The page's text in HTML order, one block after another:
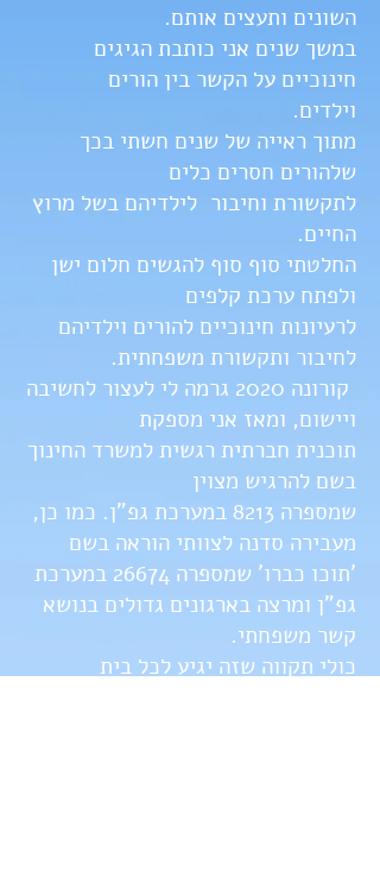
השונים ותעצים אותם.
במשך שנים אני כותבת הגיגים
חינוכיים על הקשר בין הורים
וילדים.
מתוך ראייה של שנים חשתי בכך
שלהורים חסרים כלים
לתקשורת וחיבור לילדיהם בשל מרוץ
החיים.
החלטתי סוף סוף להגשים חלום ישן
ולפתח ערכת קלפים
לרעיונות חינוכיים להורים וילדיהם
לחיבור ותקשורת משפחתית.
קורונה 2020 גרמה לי לעצור לחשיבה
ויישום, ומאז אני מספקת
תוכנית חברתית רגשית למשרד החינוך
בשם להרגיש מצוין
שמספרה 8213 במערכת גפ"ן. כמו כן,
מעבירה סדנה לצוותי הוראה בשם
'תוכו כברו' שמספרה 26674 במערכת
גפ"ן ומרצה בארגונים גדולים בנושא
קשר משפחתי.
כולי תקווה שזה יגיע לכל בית